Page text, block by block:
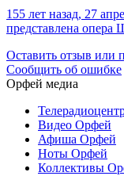
155 лет назад, 27
представлена опера
Оставить отзыв или
Сообщить об ошибке
Орфей медиа
Видео Орфей
Афиша Орфей
Ноты Орфей
Коллективы